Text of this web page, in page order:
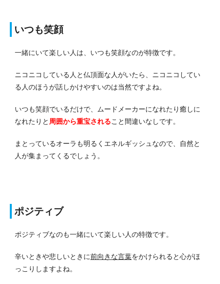
いつも笑顔
一緒にいて楽しい人は、いつも笑顔なのが特徴です。
ニコニコしている人と仏頂面な人がいたら、ニコニコしてい
る人のほうが話しかけやすいのは当然ですよね。
いつも笑顔でいるだけで、ムードメーカーになれたり癒しに
なれたりと 周囲から重宝されること間違いなしです。
まとっているオーラも明るくエネルギッシュなので、自然と
人が集まってくるでしょう。
ポジティブ
ポジティブなのも一緒にいて楽しい人の特徴です。
辛いときや悲しいときに前向きな言葉をかけられると心がほ
っこりしますよね。